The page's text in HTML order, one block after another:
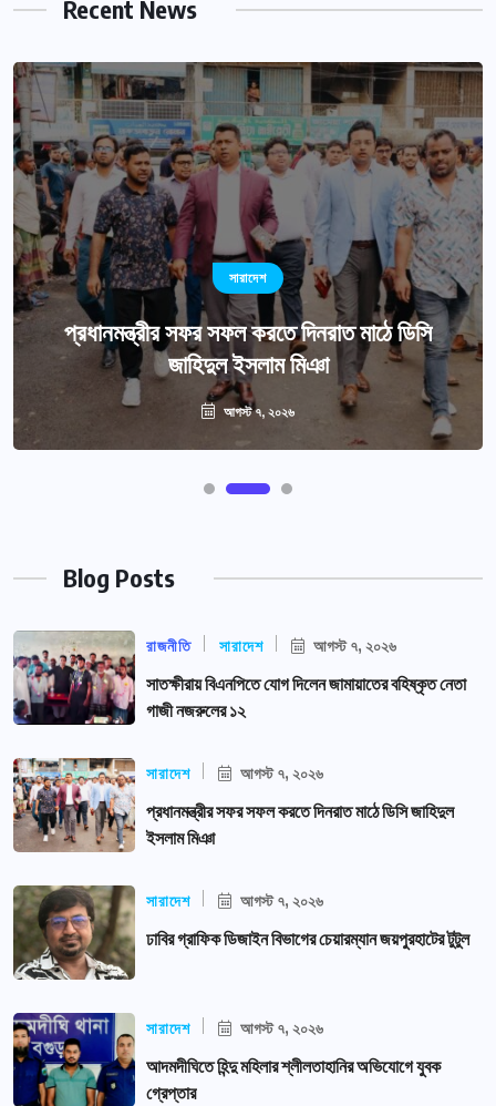
Recent News
সারাদেশ
প্রধানমন্ত্রীর সফর সফল করতে দিনরাত মাঠে ডিসি
জাহিদুল ইসলাম মিঞা
আগস্ট ৭, ২০২৬
সারাদেশ
ঢাবির গ্রাফিক ডিজাইন বিভাগের চেয়ারম্যান জয়পুরহাটের
টুটুল
আগস্ট ৭, ২০২৬
Blog Posts
রাজনীতি সারাদেশ আগস্ট ৭, ২০২৬
সাতক্ষীরায় বিএনপিতে যোগ দিলেন জামায়াতের বহিষ্কৃত নেতা
গাজী নজরুলের ১২
সারাদেশ আগস্ট ৭, ২০২৬
প্রধানমন্ত্রীর সফর সফল করতে দিনরাত মাঠে ডিসি জাহিদুল
ইসলাম মিঞা
সারাদেশ আগস্ট ৭, ২০২৬
ঢাবির গ্রাফিক ডিজাইন বিভাগের চেয়ারম্যান জয়পুরহাটের টুটুল
সারাদেশ আগস্ট ৭, ২০২৬
আদমদীঘিতে হিন্দু মহিলার শ্লীলতাহানির অভিযোগে যুবক
গ্রেপ্তার